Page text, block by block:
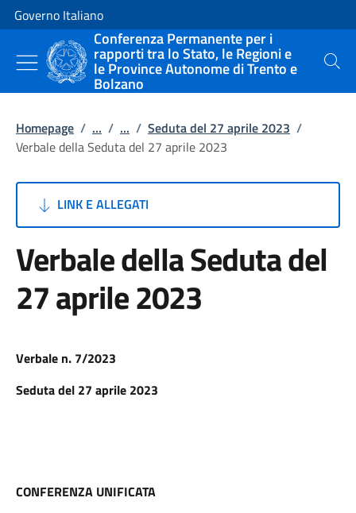
Vai al contenuto
Vai alla navigazione del sito
Governo Italiano
Conferenza Permanente per i
rapporti tra lo Stato, le Regioni e
le Province Autonome di Trento e
Bolzano
Cerca
Homepage / ... / ... / Seduta del 27 aprile 2023 /
Verbale della Seduta del 27 aprile 2023
LINK E ALLEGATI
Verbale della Seduta del
27 aprile 2023
Verbale n. 7/2023
Seduta del 27 aprile 2023
CONFERENZA UNIFICATA